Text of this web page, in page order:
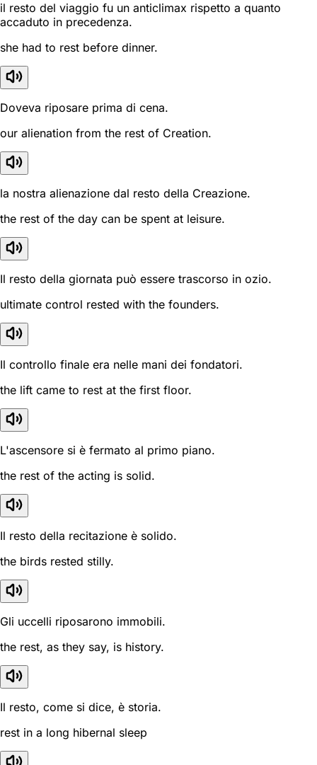
il resto del viaggio fu un anticlimax rispetto a quanto
accaduto in precedenza.
she had to rest before dinner.
Doveva riposare prima di cena.
our alienation from the rest of Creation.
la nostra alienazione dal resto della Creazione.
the rest of the day can be spent at leisure.
Il resto della giornata può essere trascorso in ozio.
ultimate control rested with the founders.
Il controllo finale era nelle mani dei fondatori.
the lift came to rest at the first floor.
L'ascensore si è fermato al primo piano.
the rest of the acting is solid.
Il resto della recitazione è solido.
the birds rested stilly.
Gli uccelli riposarono immobili.
the rest, as they say, is history.
Il resto, come si dice, è storia.
rest in a long hibernal sleep